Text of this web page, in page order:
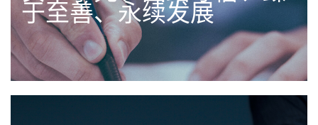
于至善、永续发展